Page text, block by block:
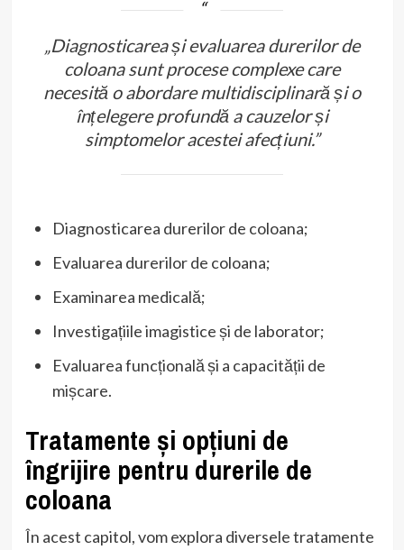
„Diagnosticarea și evaluarea durerilor de
coloana sunt procese complexe care
necesită o abordare multidisciplinară și o
înțelegere profundă a cauzelor și
simptomelor acestei afecțiuni.”
Diagnosticarea durerilor de coloana;
Evaluarea durerilor de coloana;
Examinarea medicală;
Investigațiile imagistice și de laborator;
Evaluarea funcțională și a capacității de
mișcare.
Tratamente și opțiuni de
îngrijire pentru durerile de
coloana
În acest capitol, vom explora diversele tratamente